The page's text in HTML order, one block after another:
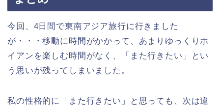
今回、4日間で東南アジア旅行に行きました
が・・・移動に時間がかかって、あまりゆっくりホ
イアンを楽しむ時間がなく、「また行きたい」とい
う思いが残ってしまいました。
私の性格的に「また行きたい」と思っても、次は違